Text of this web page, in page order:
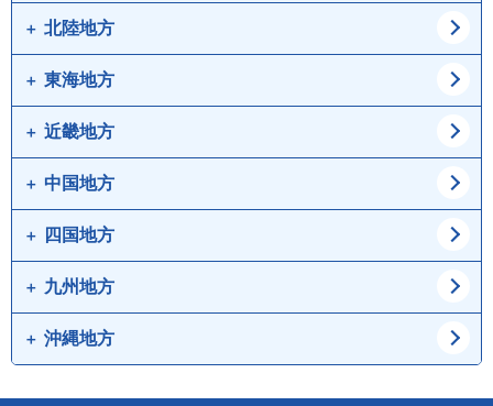
宮城県
山形県
東京都
埼玉県
茨城県
群馬県
長野県
北陸地方
新潟県
石川県
東海地方
愛知県
静岡県
近畿地方
大阪府
京都府
奈良県
中国地方
鳥取県
岡山県
山口県
四国地方
徳島県
愛媛県
九州地方
福岡県沖縄地方